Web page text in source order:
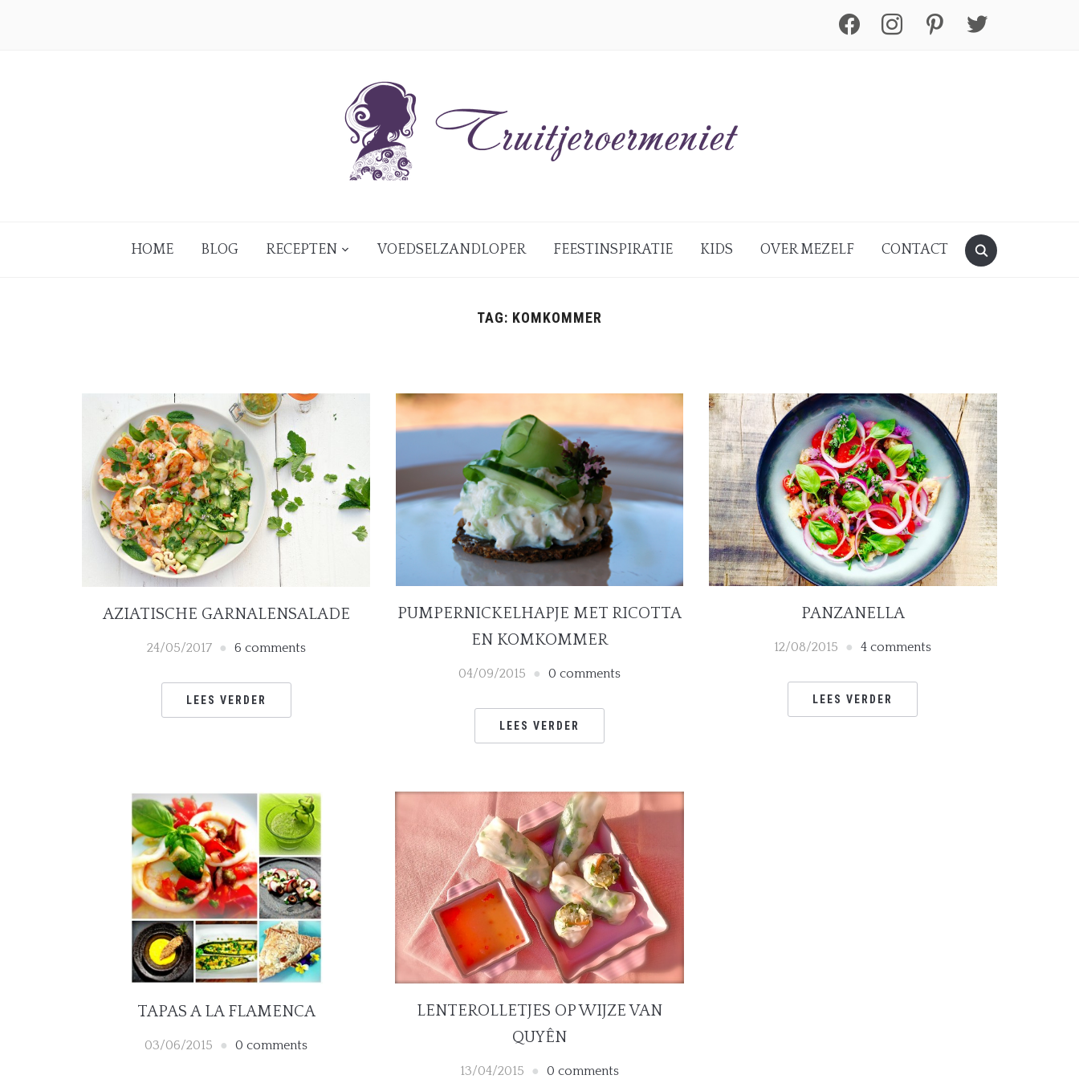
facebook instagram pinterest twitter
HOME BLOG RECEPTEN VOEDSELZANDLOPER FEESTINSPIRATIE KIDS OVER MEZELF CONTACT
TAG: KOMKOMMER
AZIATISCHE GARNALENSALADE
24/05/2017 6 comments
LEES VERDER
PUMPERNICKELHAPJE MET RICOTTA
EN KOMKOMMER
04/09/2015 0 comments
LEES VERDER
PANZANELLA
12/08/2015 4 comments
LEES VERDER
TAPAS A LA FLAMENCA
03/06/2015 0 comments
LENTEROLLETJES OP WIJZE VAN
QUYÊN
13/04/2015 0 comments